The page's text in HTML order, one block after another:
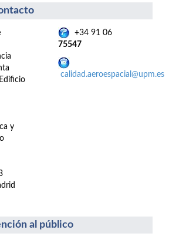
y
+34 91 06
75547
calidad.aeroespacial@upm.es
al público